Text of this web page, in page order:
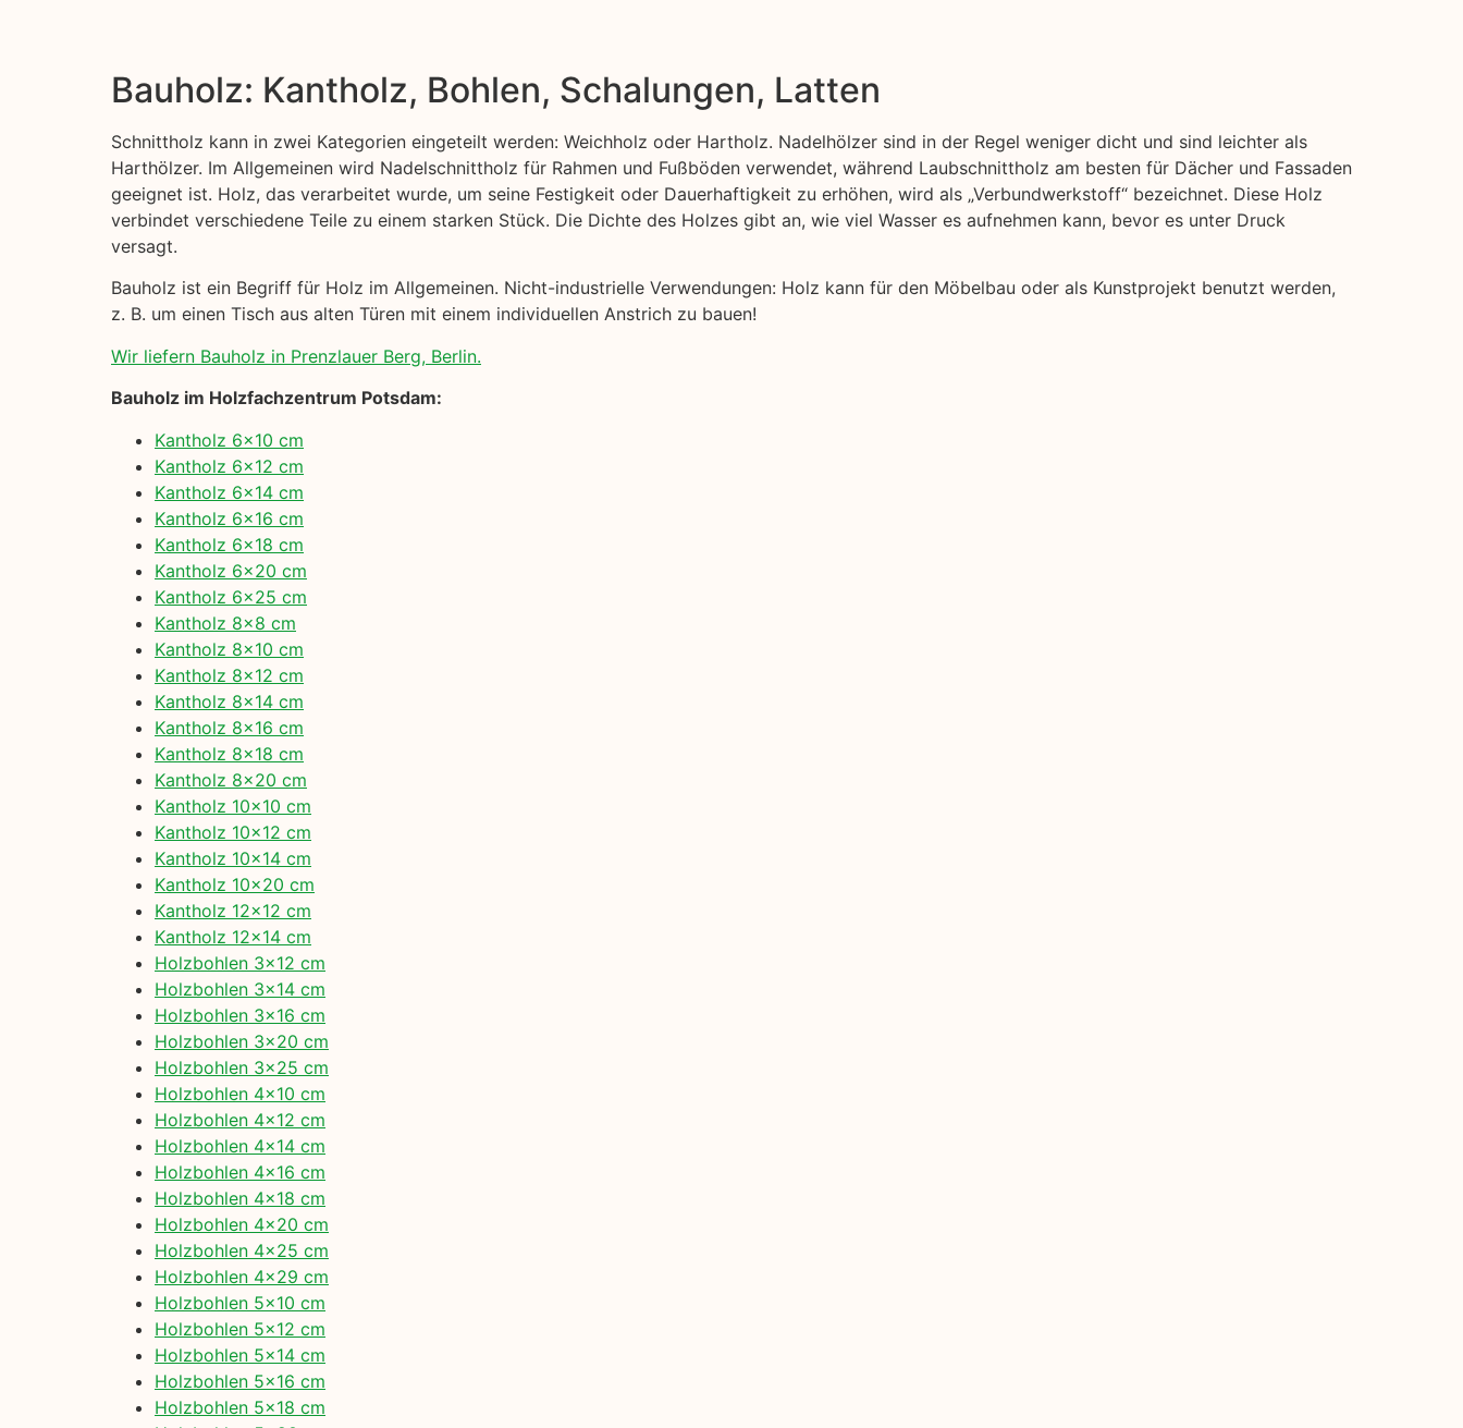
Bauholz: Kantholz, Bohlen, Schalungen, Latten
Schnittholz kann in zwei Kategorien eingeteilt werden: Weichholz oder Hartholz. Nadelhölzer sind in der Regel weniger dicht und sind leichter als
Harthölzer. Im Allgemeinen wird Nadelschnittholz für Rahmen und Fußböden verwendet, während Laubschnittholz am besten für Dächer und Fassaden
geeignet ist. Holz, das verarbeitet wurde, um seine Festigkeit oder Dauerhaftigkeit zu erhöhen, wird als „Verbundwerkstoff“ bezeichnet. Diese Holz
verbindet verschiedene Teile zu einem starken Stück. Die Dichte des Holzes gibt an, wie viel Wasser es aufnehmen kann, bevor es unter Druck
versagt.
Bauholz ist ein Begriff für Holz im Allgemeinen. Nicht-industrielle Verwendungen: Holz kann für den Möbelbau oder als Kunstprojekt benutzt werden,
z. B. um einen Tisch aus alten Türen mit einem individuellen Anstrich zu bauen!
Wir liefern Bauholz in Prenzlauer Berg, Berlin.
Bauholz im Holzfachzentrum Potsdam:
Kantholz 6×10 cm
Kantholz 6×12 cm
Kantholz 6×14 cm
Kantholz 6×16 cm
Kantholz 6×18 cm
Kantholz 6×20 cm
Kantholz 6×25 cm
Kantholz 8×8 cm
Kantholz 8×10 cm
Kantholz 8×12 cm
Kantholz 8×14 cm
Kantholz 8×16 cm
Kantholz 8×18 cm
Kantholz 8×20 cm
Kantholz 10×10 cm
Kantholz 10×12 cm
Kantholz 10×14 cm
Kantholz 10×20 cm
Kantholz 12×12 cm
Kantholz 12×14 cm
Holzbohlen 3×12 cm
Holzbohlen 3×14 cm
Holzbohlen 3×16 cm
Holzbohlen 3×20 cm
Holzbohlen 3×25 cm
Holzbohlen 4×10 cm
Holzbohlen 4×12 cm
Holzbohlen 4×14 cm
Holzbohlen 4×16 cm
Holzbohlen 4×18 cm
Holzbohlen 4×20 cm
Holzbohlen 4×25 cm
Holzbohlen 4×29 cm
Holzbohlen 5×10 cm
Holzbohlen 5×12 cm
Holzbohlen 5×14 cm
Holzbohlen 5×16 cm
Holzbohlen 5×18 cm